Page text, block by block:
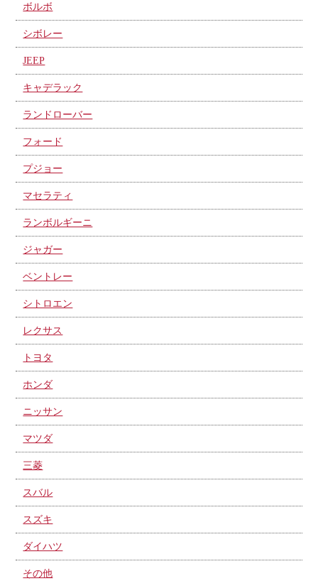
ボルボ
シボレー
JEEP
キャデラック
ランドローバー
フォード
プジョー
マセラティ
ランボルギーニ
ジャガー
ベントレー
シトロエン
レクサス
トヨタ
ホンダ
ニッサン
マツダ
三菱
スバル
スズキ
ダイハツ
その他